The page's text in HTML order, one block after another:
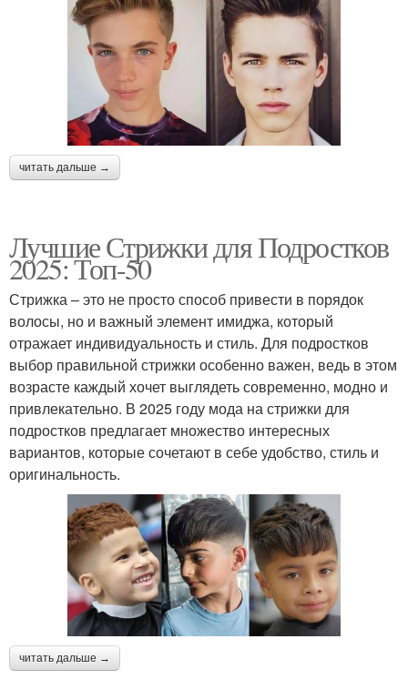
читать дальше →
Лучшие Стрижки для Подростков
2025: Топ-50
Стрижка – это не просто способ привести в порядок
волосы, но и важный элемент имиджа, который
отражает индивидуальность и стиль. Для подростков
выбор правильной стрижки особенно важен, ведь в этом
возрасте каждый хочет выглядеть современно, модно и
привлекательно. В 2025 году мода на стрижки для
подростков предлагает множество интересных
вариантов, которые сочетают в себе удобство, стиль и
оригинальность.
читать дальше →